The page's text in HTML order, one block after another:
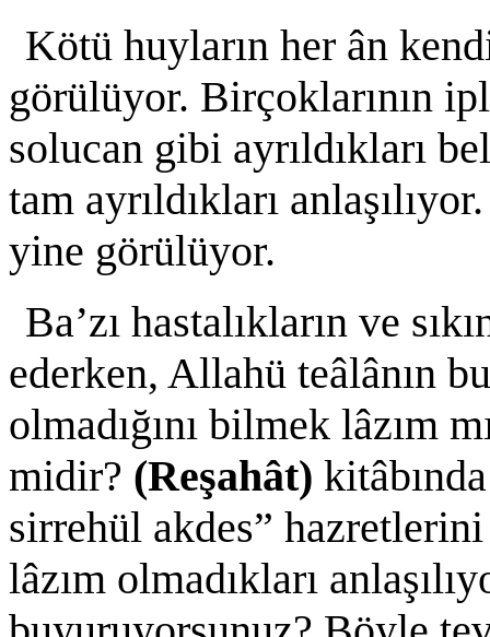
Kötü huyların her ân
görülüyor. Birçoklarının
solucan gibi ayrıldıkları
tam ayrıldıkları
yine görülüyor.
Ba’zı hastalıkların ve
ederken, Allahü teâlânın
olmadığını bilmek lâzım
midir? (Reşahât)
sirrehül akdes”
lâzım olmadıkları